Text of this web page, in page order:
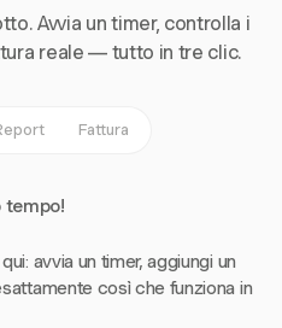
Avvia un timer, controlla i
reale — tutto in tre clic.
Fattura
avvia un timer, aggiungi un
così che funziona in